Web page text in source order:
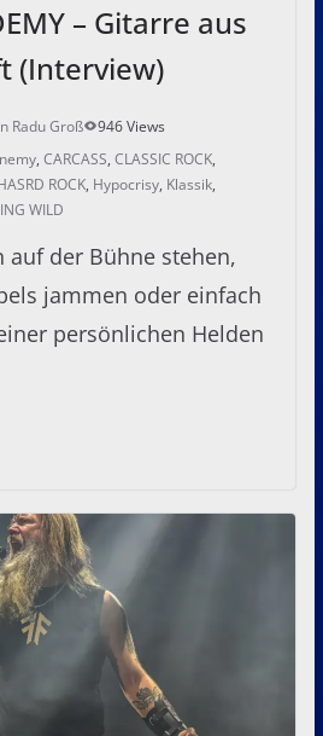
– Gitarre aus
(Interview)
Radu Groß
946 Views
, CARCASS, CLASSIC ROCK,
ROCK, Hypocrisy, Klassik,
WILD
auf der Bühne stehen,
jammen oder einfach
persönlichen Helden